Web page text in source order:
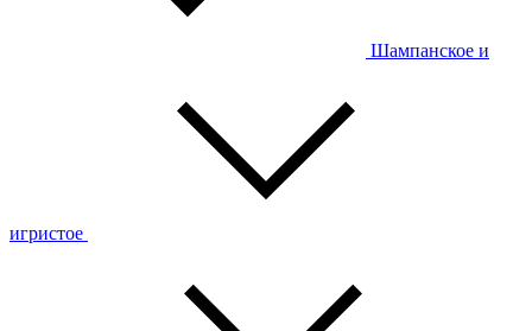
Шампанское и
игристое